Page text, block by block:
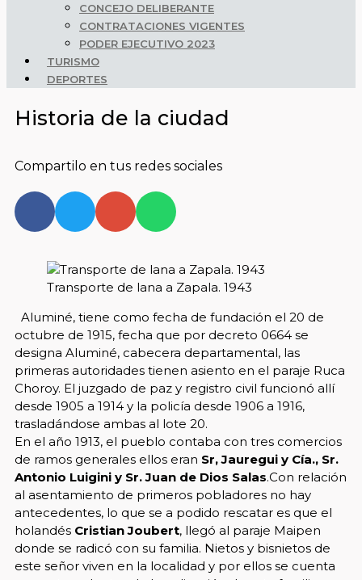
CONCEJO DELIBERANTE
CONTRATACIONES VIGENTES
PODER EJECUTIVO 2023
TURISMO
DEPORTES
Historia de la ciudad
Compartilo en tus redes sociales
Transporte de lana a Zapala. 1943
Aluminé, tiene como fecha de fundación el 20 de
octubre de 1915, fecha que por decreto 0664 se
designa Aluminé, cabecera departamental, las
primeras autoridades tienen asiento en el paraje Ruca
Choroy. El juzgado de paz y registro civil funcionó allí
desde 1905 a 1914 y la policía desde 1906 a 1916,
trasladándose ambas al lote 20.
En el año 1913, el pueblo contaba con tres comercios
de ramos generales ellos eran Sr, Jauregui y Cía., Sr.
Antonio Luigini y Sr. Juan de Dios Salas.Con relación
al asentamiento de primeros pobladores no hay
antecedentes, lo que se a podido rescatar es que el
holandés Cristian Joubert, llegó al paraje Maipen
donde se radicó con su familia. Nietos y bisnietos de
este señor viven en la localidad y por ellos se cuenta